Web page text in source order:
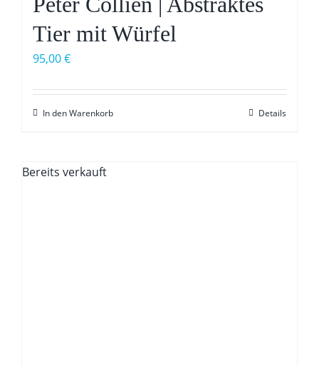
Tier mit Würfel
95,00€
In den Warenkorb Details
Bereits verkauft